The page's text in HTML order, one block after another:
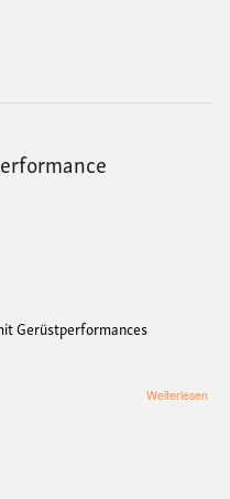
Gerüstperformances
Weiterlesen